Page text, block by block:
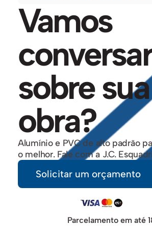
Vamos
conversar
sobre sua
obra?
Alumínio e PVC de alto padrão
o melhor. Fale com a J.C.
Solicitar um orçamento
Parcelamento em até